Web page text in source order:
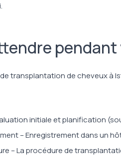
transplantation de cheveux à
initiale et planification
– Enregistrement dans un
– La procédure de